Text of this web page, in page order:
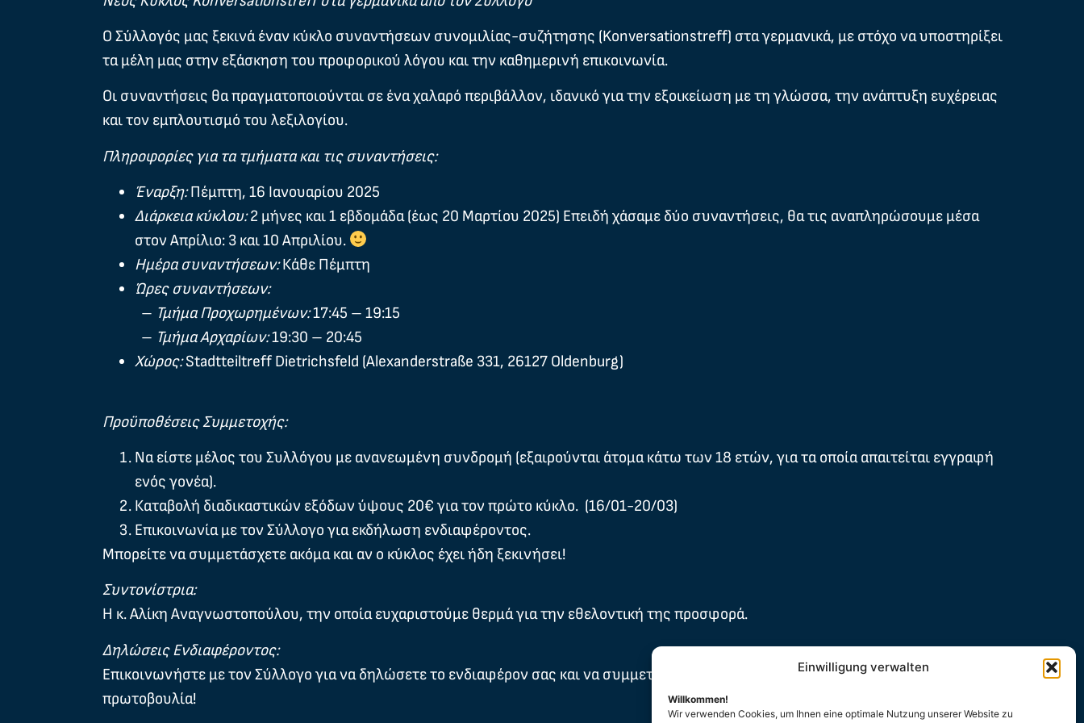
Einwilligung verwalten
Willkommen!
Wir verwenden Cookies, um Ihnen eine optimale Nutzung unserer Website zu
Ο Σύλλογός μας ξεκινά έναν κύκλο συναντήσεων συνομιλίας-συζήτησης (Konversationstreff) στα γερμανικά, με στόχο να υποστηρίξει
τα μέλη μας στην εξάσκηση του προφορικού λόγου και την καθημερινή επικοινωνία.
Οι συναντήσεις θα πραγματοποιούνται σε ένα χαλαρό περιβάλλον, ιδανικό για την εξοικείωση με τη γλώσσα, την ανάπτυξη ευχέρειας
και τον εμπλουτισμό του λεξιλογίου.
Πληροφορίες για τα τμήματα και τις συναντήσεις:
Έναρξη:Πέμπτη, 16 Ιανουαρίου 2025
Διάρκεια κύκλου:2 μήνες και 1 εβδομάδα (έως 20 Μαρτίου 2025) Επειδή χάσαμε δύο συναντήσεις, θα τις αναπληρώσουμε μέσα
στον Απρίλιο: 3 και 10 Απριλίου.
Ημέρα συναντήσεων:Κάθε Πέμπτη
Ώρες συναντήσεων:
– Τμήμα Προχωρημένων:17:45 – 19:15
– Τμήμα Αρχαρίων:19:30 – 20:45
Χώρος:Stadtteiltreff Dietrichsfeld (Alexanderstraße 331, 26127 Oldenburg)
Προϋποθέσεις Συμμετοχής:
Να είστε μέλος του Συλλόγου με ανανεωμένη συνδρομή (εξαιρούνται άτομα κάτω των 18 ετών, για τα οποία απαιτείται εγγραφή
ενός γονέα).
Καταβολή διαδικαστικών εξόδων ύψους 20€ για τον πρώτο κύκλο. (16/01-20/03)
Επικοινωνία με τον Σύλλογο για εκδήλωση ενδιαφέροντος.
Μπορείτε να συμμετάσχετε ακόμα και αν ο κύκλος έχει ήδη ξεκινήσει!
Συντονίστρια:
Η κ. Αλίκη Αναγνωστοπούλου, την οποία ευχαριστούμε θερμά για την εθελοντική της προσφορά.
Δηλώσεις Ενδιαφέροντος:
Επικοινωνήστε με τον Σύλλογο για να δηλώσετε το ενδιαφέρον σας και να συμμετάσχετε σε αυτή τη δημιουργική και εκπαιδευτική
πρωτοβουλία!